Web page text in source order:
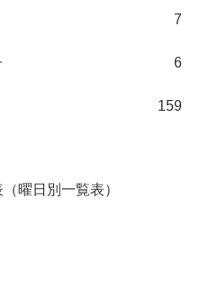
7
6
159
曜日別一覧表）